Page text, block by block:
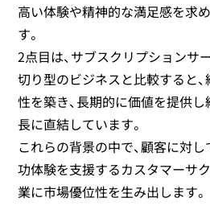
高い体験や精神的な満足感を求
す。
2点目は、サブスクリプションサ
切り型のビジネスと比較すると
性を築き、長期的に価値を提供
長に直結しています。
これらの背景の中で、顧客に対
功体験を支援するカスタマーサ
業に市場優位性を生み出します。